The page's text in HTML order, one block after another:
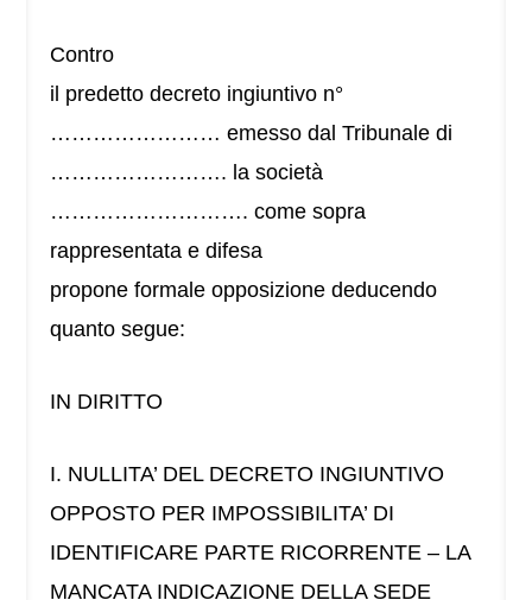
Contro
il predetto decreto ingiuntivo n°
…………………… emesso dal Tribunale di
……………………. la società
………………………. come sopra
rappresentata e difesa
propone formale opposizione deducendo
quanto segue:
IN DIRITTO
I. NULLITA’ DEL DECRETO INGIUNTIVO
OPPOSTO PER IMPOSSIBILITA’ DI
IDENTIFICARE PARTE RICORRENTE – LA
MANCATA INDICAZIONE DELLA SEDE